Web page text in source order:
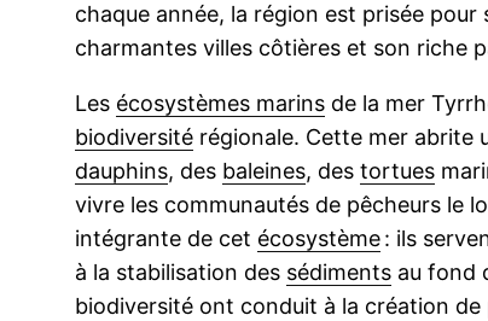
chaque année, la région est prisée pour
charmantes villes côtières et son riche
Les écosystèmes marins de la mer
biodiversité régionale. Cette mer abrite
dauphins, des baleines, des tortues
vivre les communautés de pêcheurs le
intégrante de cet écosystème: ils
à la stabilisation des sédiments au fond
biodiversité ont conduit à la création de